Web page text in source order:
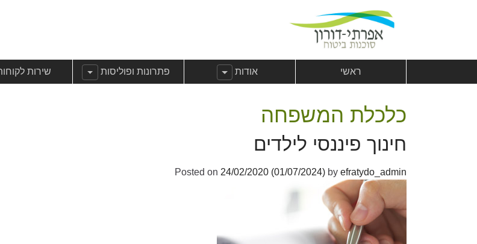
ראשי אודות
הצג תפריט משנה עבוראודותפתרונות ופוליסות
הצג תפריט משנה עבורפתרונות ופוליסות
שירות
הצג תפריט
כלכלת המשפחה
חינוך פיננסי לילדים
Posted on 24/02/2020 (01/07/2024) by efratydo_admin